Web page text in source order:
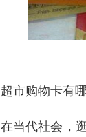
超市购物卡有
在当代社会，